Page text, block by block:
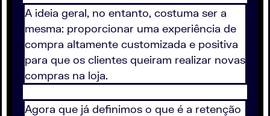
A ideia geral, no entanto, costuma ser a
mesma: proporcionar uma experiência de
compra altamente customizada e positiva
para que os clientes queiram realizar novas
compras na loja.
Agora que já definimos o que é a retenção